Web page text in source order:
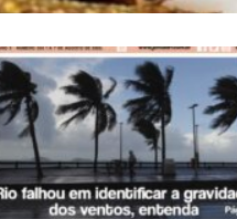
Ano X – Número 366
01 A 07 De Agosto De
2026